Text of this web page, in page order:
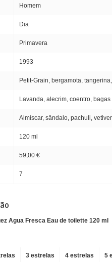
Homem
Dia
Primavera
1993
Petit-Grain, bergamota,
Lavanda, alecrim, coentro,
Almíscar, sândalo, pachuli,
120 ml
59,00 €
7
Agua Fresca Eau de toilette 120 ml
3 estrelas 4 estrelas 5